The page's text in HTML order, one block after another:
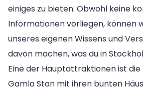
einiges zu bieten. Obwohl keine
Informationen vorliegen, können
unseres eigenen Wissens und
davon machen, was du in
Eine der Hauptattraktionen ist
Gamla Stan mit ihren bunten